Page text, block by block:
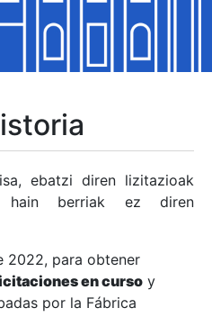
ebatzi diren lizitazioak
hain berriak ez diren
2022, para obtener
en curso y
por la Fábrica